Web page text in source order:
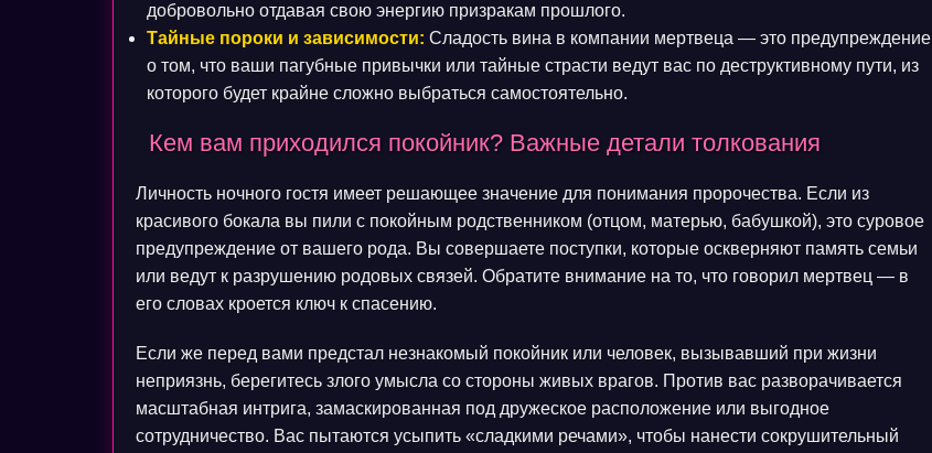
добровольно отдавая свою энергию призракам прошлого.
Тайные пороки и зависимости: Сладость вина в компании мертвеца — это предупреждение
о том, что ваши пагубные привычки или тайные страсти ведут вас по деструктивному пути, из
которого будет крайне сложно выбраться самостоятельно.
Кем вам приходился покойник? Важные детали толкования
Личность ночного гостя имеет решающее значение для понимания пророчества. Если из
красивого бокала вы пили с покойным родственником (отцом, матерью, бабушкой), это суровое
предупреждение от вашего рода. Вы совершаете поступки, которые оскверняют память семьи
или ведут к разрушению родовых связей. Обратите внимание на то, что говорил мертвец — в
его словах кроется ключ к спасению.
Если же перед вами предстал незнакомый покойник или человек, вызывавший при жизни
неприязнь, берегитесь злого умысла со стороны живых врагов. Против вас разворачивается
масштабная интрига, замаскированная под дружеское расположение или выгодное
сотрудничество. Вас пытаются усыпить «сладкими речами», чтобы нанести сокрушительный